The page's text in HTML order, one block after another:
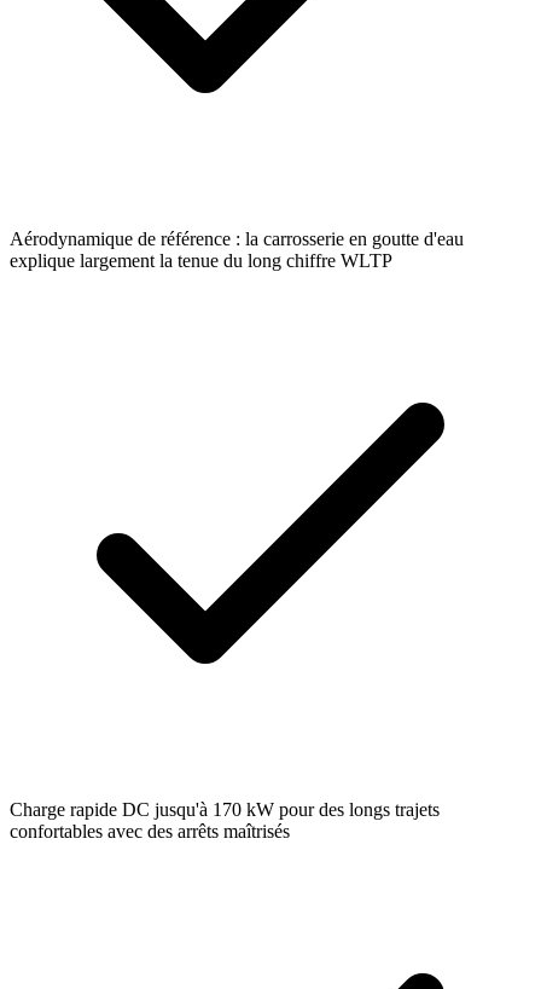
Aérodynamique de référence : la carrosserie en goutte d'eau
explique largement la tenue du long chiffre WLTP
Charge rapide DC jusqu'à 170 kW pour des longs trajets
confortables avec des arrêts maîtrisés